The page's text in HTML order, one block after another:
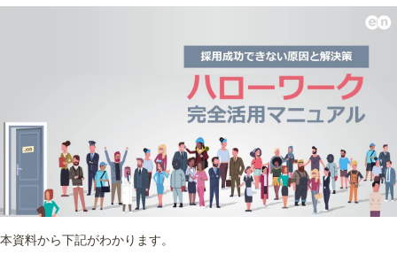
セミナー情報
お役立ち資料
本資料から下記がわかります。